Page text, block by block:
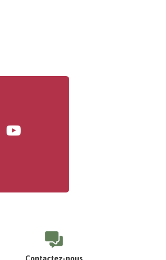
Youtube